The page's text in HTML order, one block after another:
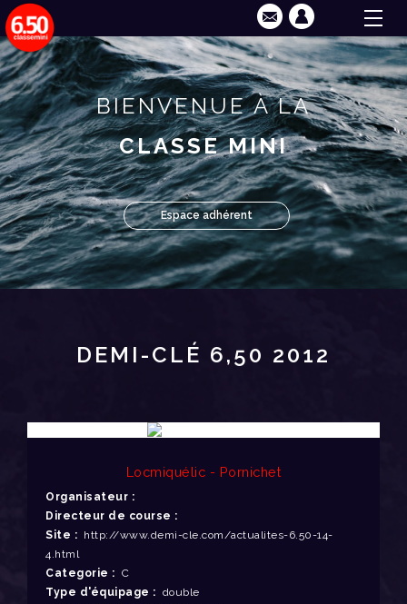
BIENVENUE À LA
CLASSE MINI
Espace adhérent
DEMI-CLÉ 6,50 2012
Locmiquélic - Pornichet
Organisateur :
Directeur de course :
Site : http://www.demi-cle.com/actualites-6.50-14-
4.html
Categorie : C
Type d'équipage : double